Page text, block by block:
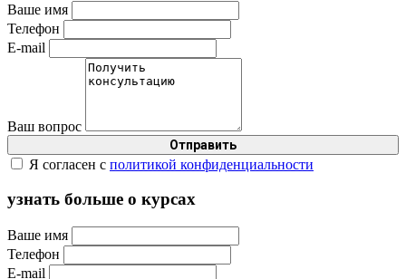
Ваше имя
Телефон
E-mail
Ваш вопрос
Я согласен с политикой конфиденциальности
узнать больше о курсах
Ваше имя
Телефон
E-mail